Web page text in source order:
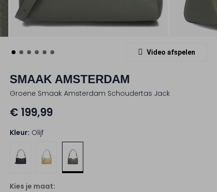
Video afspelen
SMAAK AMSTERDAM
Groene Smaak Amsterdam Schoudertas Jack
€ 199,99
Kleur: Olijf
Kies je maat: